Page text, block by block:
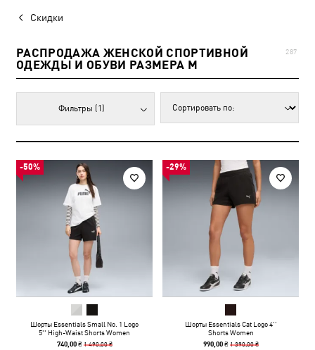
Скидки
РАСПРОДАЖА ЖЕНСКОЙ СПОРТИВНОЙ
ОДЕЖДЫ И ОБУВИ РАЗМЕРА M
287
Фильтры (1)
-50%
Шорты Essentials Small No. 1 Logo
5'' High-Waist Shorts Women
740,00 ₴ 1 490,00 ₴
-29%
Шорты Essentials Cat Logo 4’’
Shorts Women
990,00 ₴ 1 390,00 ₴